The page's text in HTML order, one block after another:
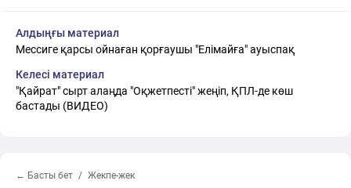
Алдыңғы материал
Мессиге қарсы ойнаған қорғаушы "Елімайға" ауыспақ
Келесі материал
"Қайрат" сырт алаңда "Оқжетпесті" жеңіп, ҚПЛ-де көш
бастады (ВИДЕО)
← Басты бет Жекпе-жек